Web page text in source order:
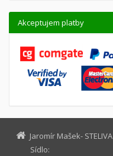
Akceptujem platby
Jaromír Mašek- STELIVA
Sídlo: